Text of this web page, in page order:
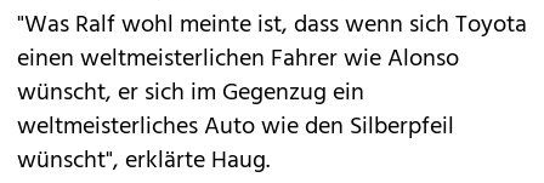
"Was Ralf wohl meinte ist, dass wenn sich Toyota
einen weltmeisterlichen Fahrer wie Alonso
wünscht, er sich im Gegenzug ein
weltmeisterliches Auto wie den Silberpfeil
wünscht", erklärte Haug.